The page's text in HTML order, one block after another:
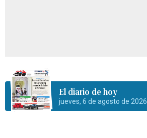
El diario de hoy
jueves, 6 de agosto de 2026